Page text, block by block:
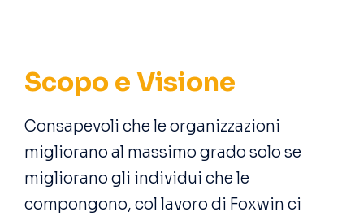
Scopo e Visione
Consapevoli che le organizzazioni
migliorano al massimo grado solo se
migliorano gli individui che le
compongono, col lavoro di Foxwin ci